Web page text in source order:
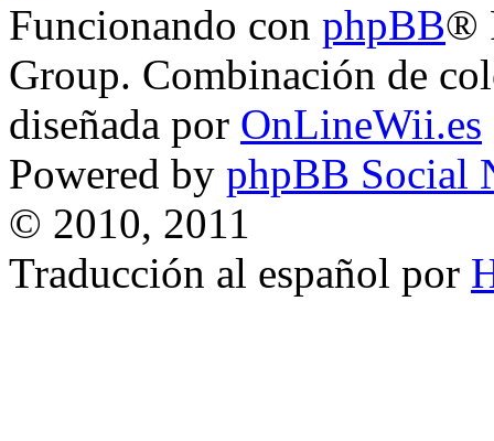
Funcionando con phpBB®
Group. Combinación de
diseñada por OnLineWii.es
Powered by phpBB Social
© 2010, 2011
Traducción al español por